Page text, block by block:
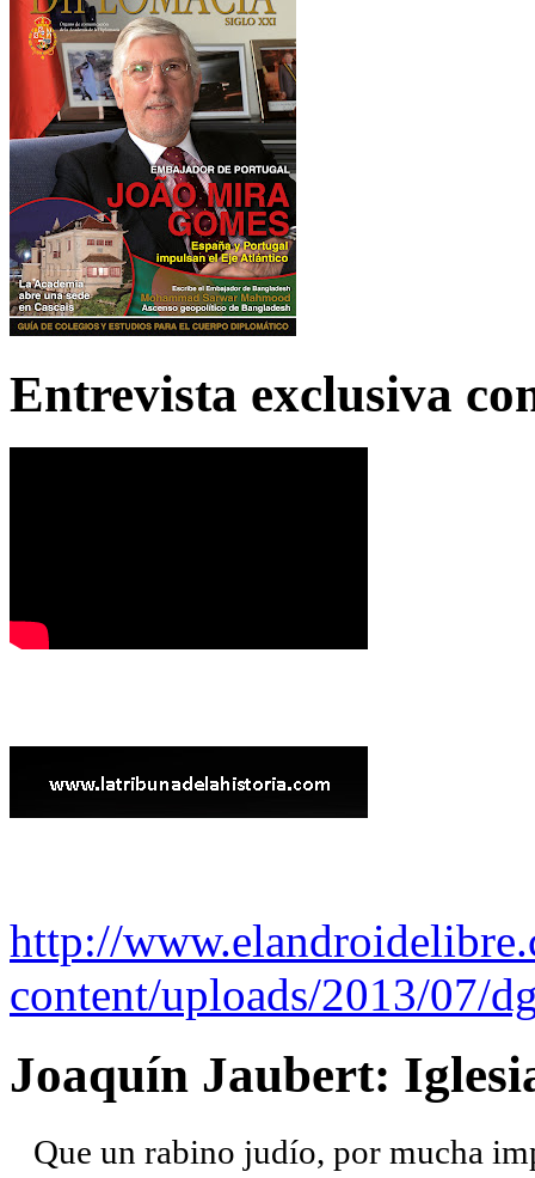
Entrevista exclusiva
http://
content/uploads/2013/07/
Joaquín Jaubert:
Que un rabino judío, por mucha